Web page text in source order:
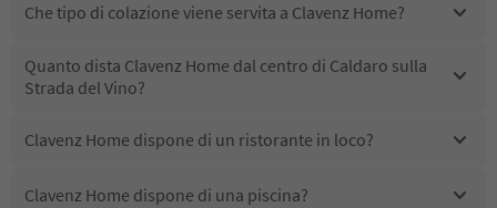
Che tipo di colazione viene servita a Clavenz Home?
Quanto dista Clavenz Home dal centro di Caldaro sulla
Strada del Vino?
Clavenz Home dispone di un ristorante in loco?
Clavenz Home dispone di una piscina?